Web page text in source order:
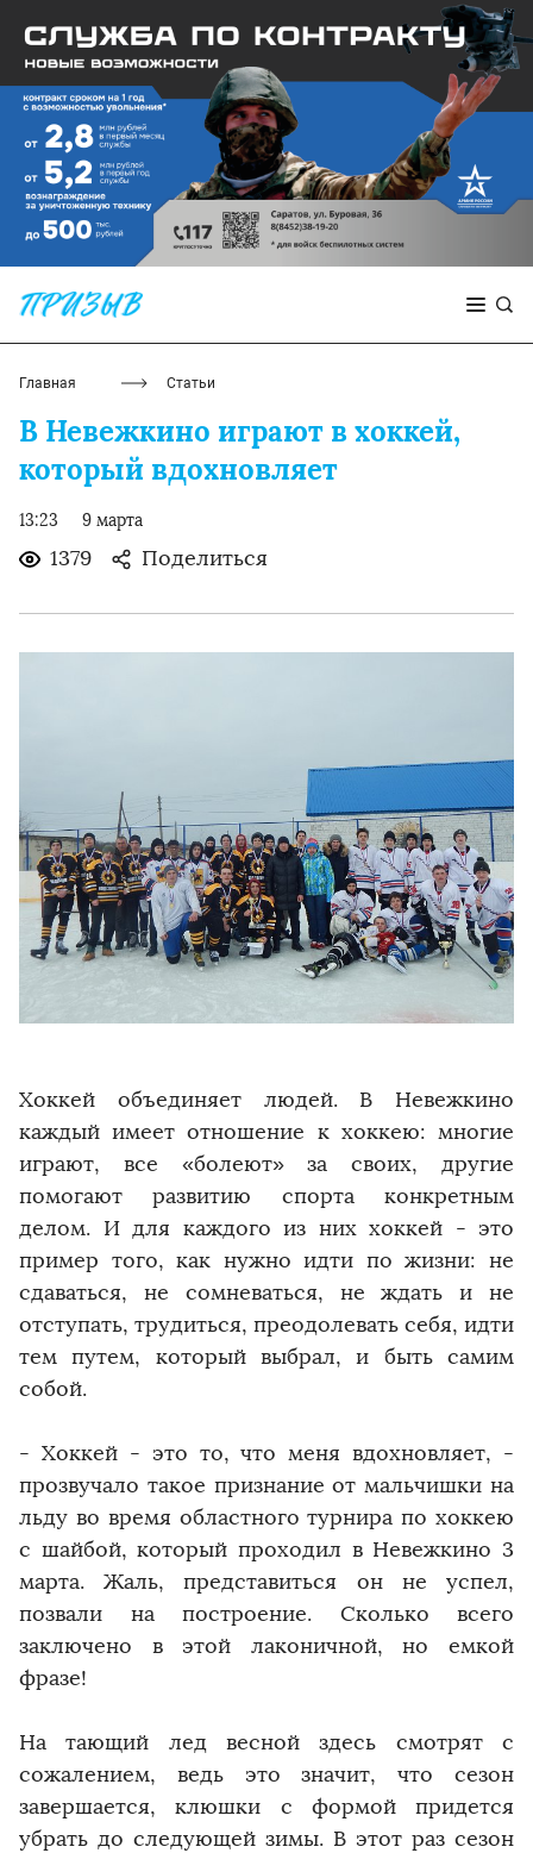
Главная Статьи
В Невежкино играют в хоккей,
который вдохновляет
13:23 9 марта
1379 Поделиться
Хоккей объединяет людей. В Невежкино
каждый имеет отношение к хоккею: многие
играют, все «болеют» за своих, другие
помогают развитию спорта конкретным
делом. И для каждого из них хоккей - это
пример того, как нужно идти по жизни: не
сдаваться, не сомневаться, не ждать и не
отступать, трудиться, преодолевать себя, идти
тем путем, который выбрал, и быть самим
собой.
- Хоккей - это то, что меня вдохновляет, -
прозвучало такое признание от мальчишки на
льду во время областного турнира по хоккею
с шайбой, который проходил в Невежкино 3
марта. Жаль, представиться он не успел,
позвали на построение. Сколько всего
заключено в этой лаконичной, но емкой
фразе!
На тающий лед весной здесь смотрят с
сожалением, ведь это значит, что сезон
завершается, клюшки с формой придется
убрать до следующей зимы. В этот раз сезон